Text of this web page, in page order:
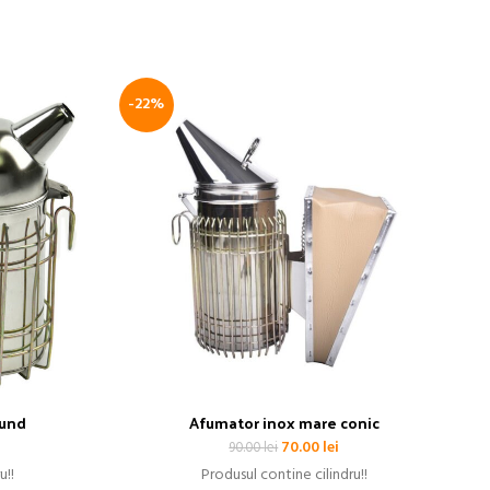
-22%
Afumator inox mare conic
90.00lei Prețul
inițial
70.00lei
curent
Produsul contine cilindru!!